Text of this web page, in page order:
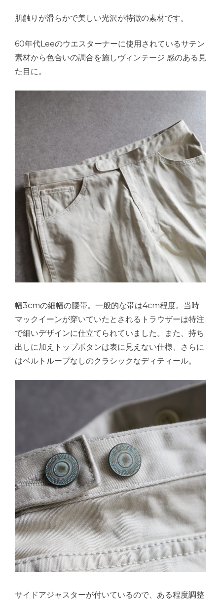
肌触りが滑らかで美しい光沢が特徴の素材です。
60年代Leeのウエスターナーに使用されているサテン
素材から色合いの調合を施しヴィンテージ 感のある見
た目に。
幅3cmの細幅の腰帯。一般的な帯は4cm程度。当時
マックイーンが穿いていたとされるトラウザーは特注
で細いデザインに仕立てられていました。また、持ち
出しに加えトップボタンは表に見えない仕様、さらに
はベルトループなしのクラシックなディティール。
サイドアジャスターが付いているので、ある程度調整